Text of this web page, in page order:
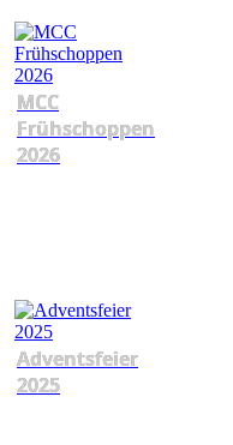
MCC
Frühschoppen
2026
Adventsfeier
2025